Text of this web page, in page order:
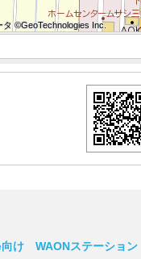
©GeoTechnologies Inc.
©GeoTechnologies Inc.
タ ©GeoTechnologies Inc.
タ ©GeoTechnologies Inc.
©GeoTechnologies Inc.
タ ©GeoTechnologies Inc.
©GeoTechnologies Inc.
©GeoTechnologies Inc.
©GeoTechnologies Inc.